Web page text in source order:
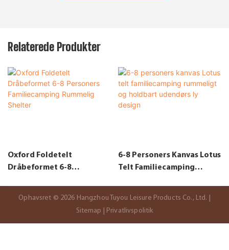
Relaterede Produkter
Oxford Foldetelt
Dråbeformet 6-8
6-8 Personers Kanvas Lotus
Telt Familiecamping
Ophavsret © 2026 Hangzhou Tuyou Leisure Products Co., Ltd. |
Sitemap
Privatlivspolitik